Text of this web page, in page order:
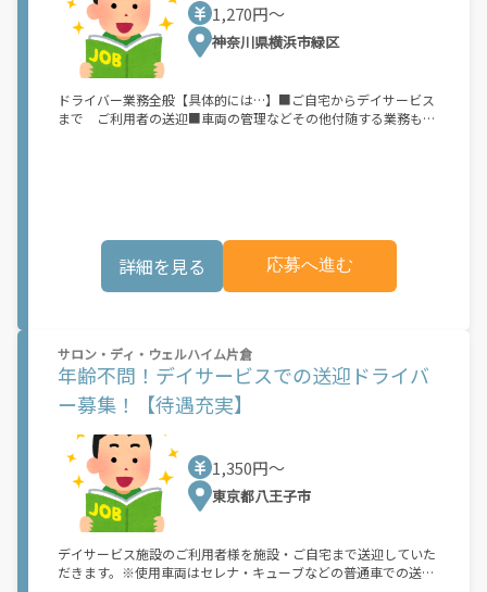
1,270円〜
神奈川県横浜市緑区
ドライバー業務全般【具体的には…】■ご自宅からデイサービス
まで ご利用者の送迎■車両の管理などその他付随する業務もお
齢も若く新しい発想を柔軟に取り入れている企業です。是非経験
に基づくアイデアをどんどん提案下さい！<管理職経験者大歓迎>
介護業界に関わらず営業やマネジメント経験がある方も積極的に
が必ず運営支援に役立ってきます。<このような方におススメ>・
キャリアアップに悩んでいる・自身のマネジメント経験を活かし
た業務に就きたい・新たな環境でのチャレンジを検討している・
以前から介護に興味はあったが現場は不安で踏み出せなった
詳細を見る 応募へ進む
サロン・ディ・ウェルハイム片倉
年齢不問！デイサービスでの送迎ドライバ
ー募集！【待遇充実】
1,350円〜
東京都八王子市
デイサービス施設のご利用者様を施設・ご自宅まで送迎していた
だきます。※使用車両はセレナ・キューブなどの普通車での送迎